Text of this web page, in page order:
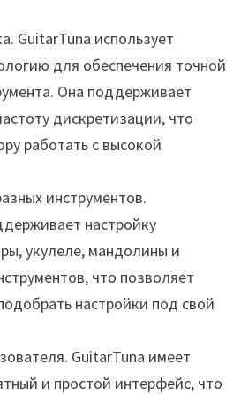
GuitarTuna использует
для обеспечения точной
Она поддерживает
дискретизации, что
работать с высокой
инструментов.
настройку
укулеле, мандолины и
что позволяет
настройки под свой
GuitarTuna имеет
и простой интерфейс, что